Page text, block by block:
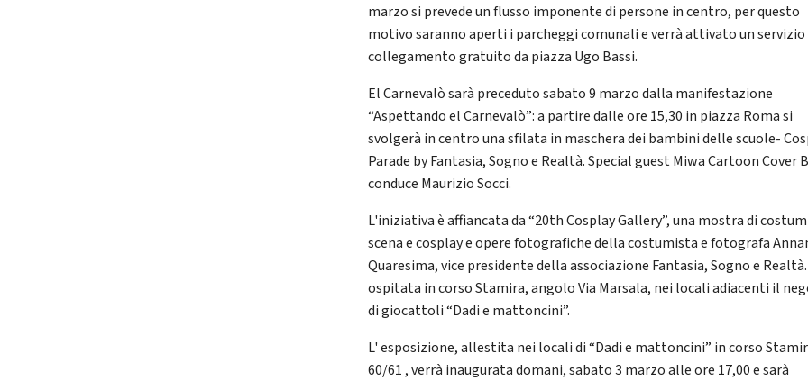
marzo si prevede un flusso imponente di persone in centro, per questo
motivo saranno aperti i parcheggi comunali e verrà attivato un servizio
collegamento gratuito da piazza Ugo Bassi.
El Carnevalò sarà preceduto sabato 9 marzo dalla manifestazione
“Aspettando el Carnevalò”: a partire dalle ore 15,30 in piazza Roma si
svolgerà in centro una sfilata in maschera dei bambini delle scuole-
Parade by Fantasia, Sogno e Realtà. Special guest Miwa Cartoon Cover
conduce Maurizio Socci.
L'iniziativa è affiancata da “20th Cosplay Gallery”, una mostra di
scena e cosplay e opere fotografiche della costumista e fotografa
Quaresima, vice presidente della associazione Fantasia, Sogno e
ospitata in corso Stamira, angolo Via Marsala, nei locali adiacenti il
di giocattoli “Dadi e mattoncini”.
L' esposizione, allestita nei locali di “Dadi e mattoncini” in corso
60/61 , verrà inaugurata domani, sabato 3 marzo alle ore 17,00 e sarà